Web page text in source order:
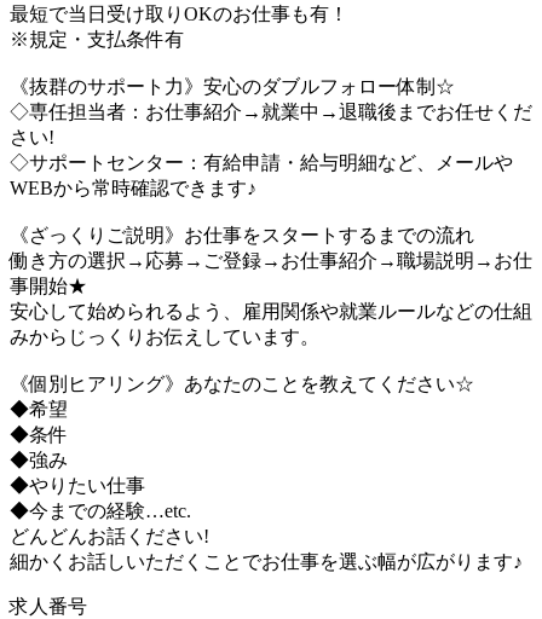
最短で当日受け取りOKのお仕事も有！
※規定・支払条件有
《抜群のサポート力》安心のダブルフォロー体制☆
◇専任担当者：お仕事紹介→就業中→退職後までお任せくだ
さい!
◇サポートセンター：有給申請・給与明細など、メールや
WEBから常時確認できます♪
《ざっくりご説明》お仕事をスタートするまでの流れ
働き方の選択→応募→ご登録→お仕事紹介→職場説明→お仕
事開始★
安心して始められるよう、雇用関係や就業ルールなどの仕組
みからじっくりお伝えしています。
《個別ヒアリング》あなたのことを教えてください☆
◆希望
◆条件
◆強み
◆やりたい仕事
◆今までの経験…etc.
どんどんお話ください!
細かくお話しいただくことでお仕事を選ぶ幅が広がります♪
求人番号